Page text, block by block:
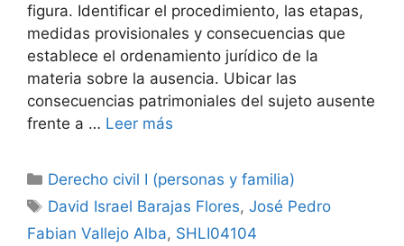
figura. Identificar el procedimiento, las etapas,
medidas provisionales y consecuencias que
establece el ordenamiento jurídico de la
materia sobre la ausencia. Ubicar las
consecuencias patrimoniales del sujeto ausente
frente a … Leer más
Categorías
Derecho civil I (personas y familia)
Etiquetas
David Israel Barajas Flores,José Pedro
Fabian Vallejo Alba, SHLI04104